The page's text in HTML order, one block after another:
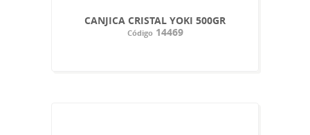
CANJICA CRISTAL YOKI 500GR
Código14469